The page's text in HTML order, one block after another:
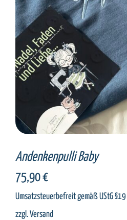
SELECT OPTIONS /
Andenkenpulli Baby
75,90€
Umsatzsteuerbefreit gemäß UStG §19
zzgl.Versand